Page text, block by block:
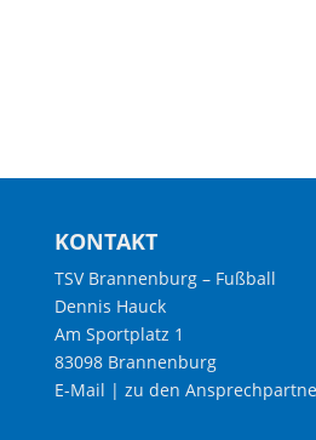
KONTAKT
TSV Brannenburg – Fußball
Dennis Hauck
Am Sportplatz 1
83098 Brannenburg
E-Mail | zu den